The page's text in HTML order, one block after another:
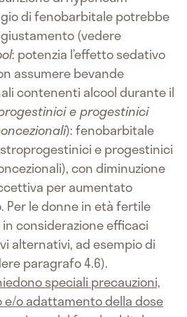
di fenobarbitale potrebbe
(vedere
: potenzia l’effetto sedativo
assumere bevande
contenenti alcool durante il
e progestinici
): fenobarbitale
e progestinici
con diminuzione
per aumentato
Per le donne in età fertile
considerazione efficaci
alternativi, ad esempio di
paragrafo 4.6).
speciali precauzioni,
o adattamento della dose